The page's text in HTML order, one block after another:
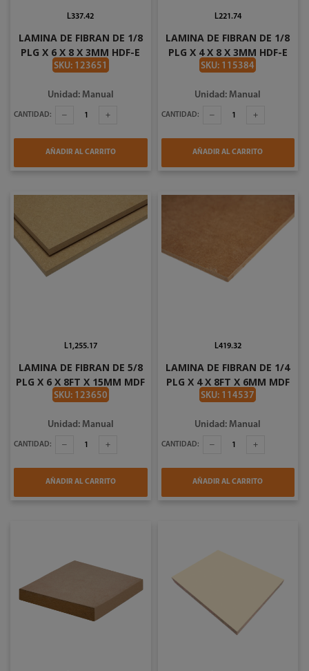
LAMINA DE FIBRAN DE 1/8
PLG X 6 X 8 X 3MM HDF-E
SKU: 123651
L337.42
Unidad: Manual
CANTIDAD:
AÑADIR AL CARRITO
LAMINA DE FIBRAN DE 1/8
PLG X 4 X 8 X 3MM HDF-E
SKU: 115384
L221.74
Unidad: Manual
CANTIDAD:
AÑADIR AL CARRITO
LAMINA DE FIBRAN DE 5/8
PLG X 6 X 8FT X 15MM MDF
AMTK
SKU: 123650
L1,255.17
Unidad: Manual
CANTIDAD:
AÑADIR AL CARRITO
LAMINA DE FIBRAN DE 1/4
PLG X 4 X 8FT X 6MM MDF
AMTK
SKU: 114537
L419.32
Unidad: Manual
CANTIDAD:
AÑADIR AL CARRITO